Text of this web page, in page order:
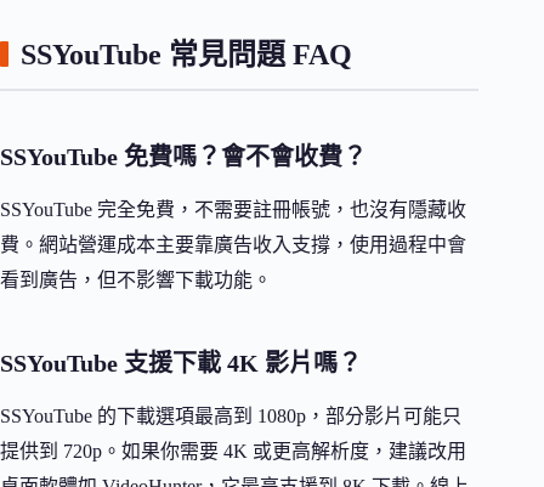
SSYouTube 常見問題 FAQ
SSYouTube 免費嗎？會不會收費？
SSYouTube 完全免費，不需要註冊帳號，也沒有隱藏收
費。網站營運成本主要靠廣告收入支撐，使用過程中會
看到廣告，但不影響下載功能。
SSYouTube 支援下載 4K 影片嗎？
SSYouTube 的下載選項最高到 1080p，部分影片可能只
提供到 720p。如果你需要 4K 或更高解析度，建議改用